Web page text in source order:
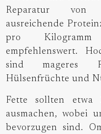
Reparatur von
ausreichende
pro
empfehlenswert.
sind mageres
Hülsenfrüchte und
Fette sollten etwa
ausmachen, wobei
bevorzugen sind.